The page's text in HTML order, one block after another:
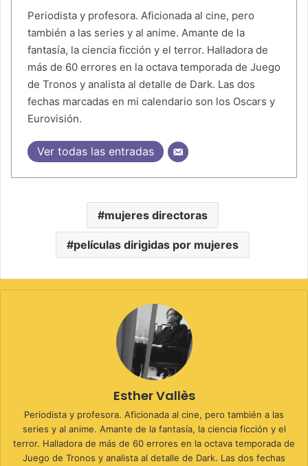
Periodista y profesora. Aficionada al cine, pero
también a las series y al anime. Amante de la
fantasía, la ciencia ficción y el terror. Halladora de
más de 60 errores en la octava temporada de Juego
de Tronos y analista al detalle de Dark. Las dos
fechas marcadas en mi calendario son los Oscars y
Eurovisión.
Ver todas las entradas
mujeres directoras
películas dirigidas por mujeres
Esther Vallès
Periodista y profesora. Aficionada al cine, pero también a las
series y al anime. Amante de la fantasía, la ciencia ficción y el
terror. Halladora de más de 60 errores en la octava temporada de
Juego de Tronos y analista al detalle de Dark. Las dos fechas